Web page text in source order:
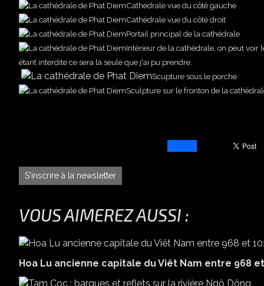
Cathédrale vue du côté gauche
Cathédrale vue du côté droit
Portail principal de la cathédrale
Intérieur de la cathédrale, on peut voir
étant interdite ce sera la seule que j'ai pu prendre.
Scupture sous le porche
Sculpture sur le fronton de la
S'inscrire à la newsletter
VOUS AIMEREZ AUSSI :
Hoa Lu ancienne capitale du Viêt Nam entre 968 et